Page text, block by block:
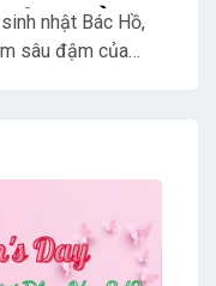
HỒ -
nhật Bác Hồ,
sâu đậm của